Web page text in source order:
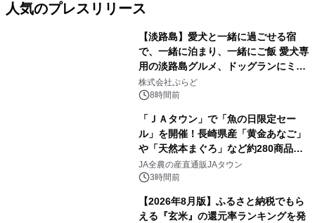
人気のプレスリリース
【淡路島】愛犬と一緒に過ごせる宿
で、一緒に泊まり、一緒にご飯 愛犬専
用の淡路島グルメ、ドッグランにミニ
プール グランピングとトレーラーハウ
スの2施設で
株式会社ぷらど
8時間前
「ＪＡタウン」で「魚の日限定セー
ル」を開催！長崎県産「黄金あなご」
や「天然本まぐろ」など約280商品を
販売！～毎月１０日の定例企画～
JA全農の産直通販JAタウン
3時間前
【2026年8月版】ふるさと納税でもら
える『玄米』の還元率ランキングを発